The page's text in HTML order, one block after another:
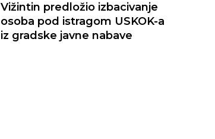
Vižintin predložio izbacivanje
osoba pod istragom USKOK-a
iz gradske javne nabave